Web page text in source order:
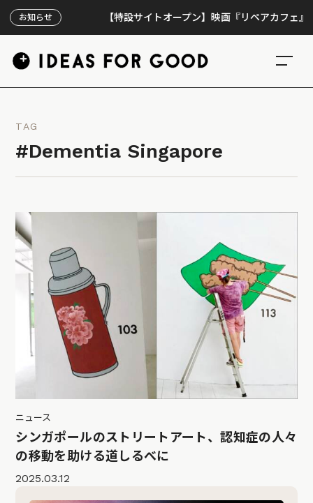
お知らせ 【特設サイトオープン】映画『リペアカフェ』、上
TAG
#Dementia Singapore
ニュース
シンガポールのストリートアート、認知症の人々
の移動を助ける道しるべに
2025.03.12